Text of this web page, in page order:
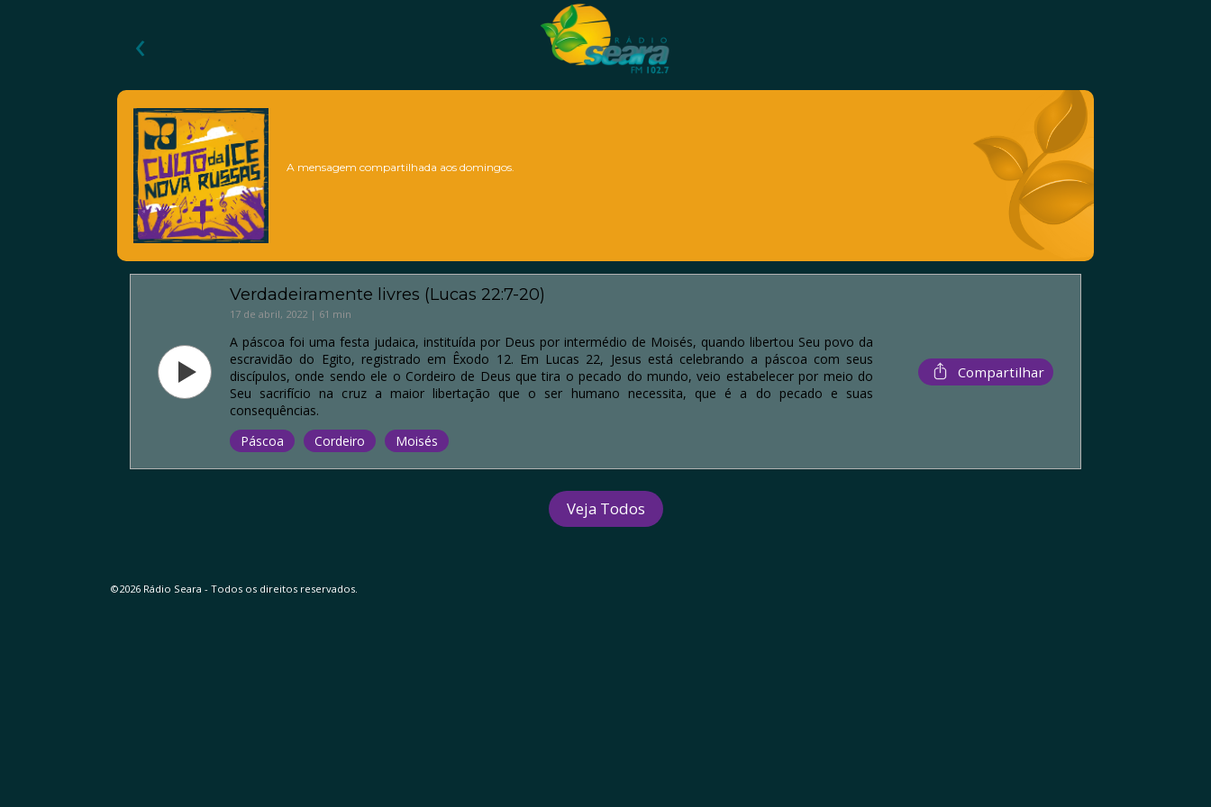
‹
A mensagem compartilhada aos domingos.
Verdadeiramente livres (Lucas 22:7-20)
17 de abril, 2022 | 61 min
A páscoa foi uma festa judaica, instituída por Deus por intermédio de Moisés, quando libertou Seu povo da
escravidão do Egito, registrado em Êxodo 12. Em Lucas 22, Jesus está celebrando a páscoa com seus
discípulos, onde sendo ele o Cordeiro de Deus que tira o pecado do mundo, veio estabelecer por meio do
Seu sacrifício na cruz a maior libertação que o ser humano necessita, que é a do pecado e suas
consequências.
Páscoa
Cordeiro Moisés
Compartilhar
Veja Todos
©2026 Rádio Seara - Todos os direitos reservados.